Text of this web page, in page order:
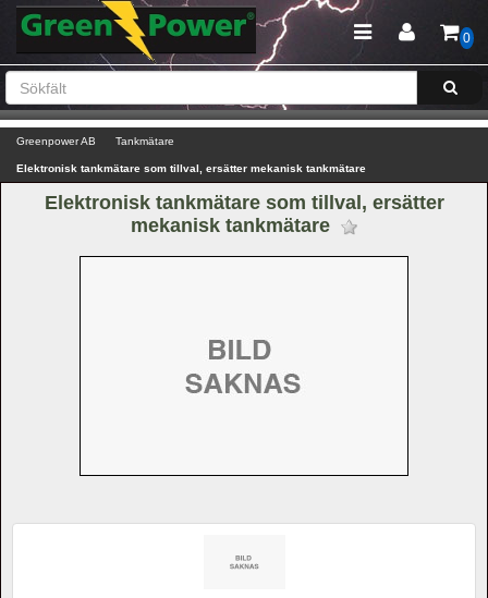
0
Greenpower AB Tankmätare
Elektronisk tankmätare som tillval, ersätter mekanisk tankmätare
Elektronisk tankmätare som tillval, ersätter
mekanisk tankmätare